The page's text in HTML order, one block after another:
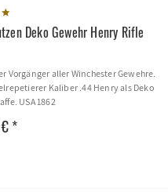
Deko Gewehr Henry Rifle
Vorgänger aller Winchester Gewehre.
Kaliber .44 Henry als Deko
USA 1862
*